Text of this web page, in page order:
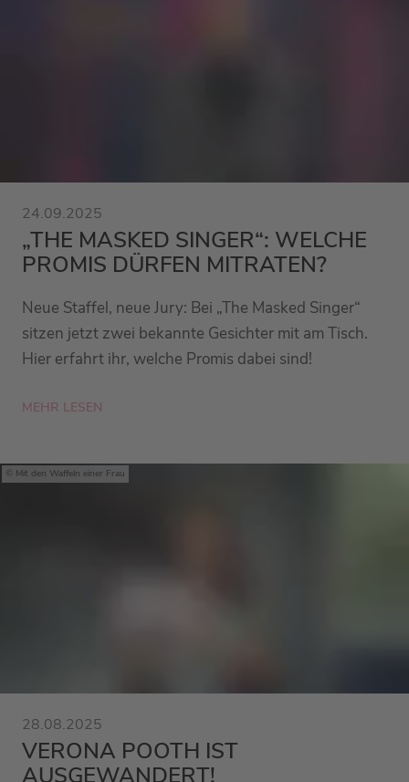
24.09.2025
„THE MASKED SINGER“: WELCHE
PROMIS DÜRFEN MITRATEN?
Neue Staffel, neue Jury: Bei „The Masked Singer“
sitzen jetzt zwei bekannte Gesichter mit am Tisch.
Hier erfahrt ihr, welche Promis dabei sind!
MEHR LESEN
Mit den Waffeln einer Frau
28.08.2025
VERONA POOTH IST
AUSGEWANDERT!